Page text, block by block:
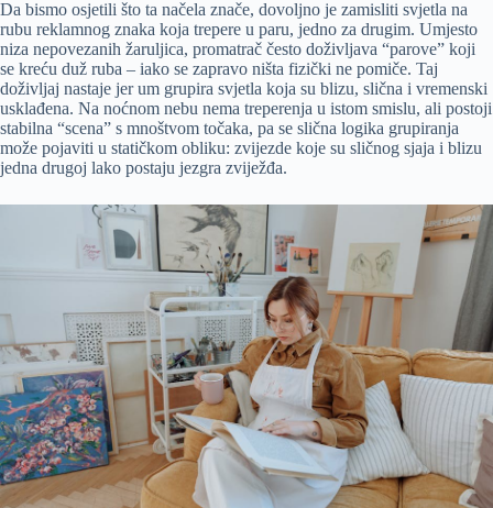
Da bismo osjetili što ta načela znače, dovoljno je zamisliti svjetla na
rubu reklamnog znaka koja trepere u paru, jedno za drugim. Umjesto
niza nepovezanih žaruljica, promatrač često doživljava “parove” koji
se kreću duž ruba – iako se zapravo ništa fizički ne pomiče. Taj
doživljaj nastaje jer um grupira svjetla koja su blizu, slična i vremenski
usklađena. Na noćnom nebu nema treperenja u istom smislu, ali postoji
stabilna “scena” s mnoštvom točaka, pa se slična logika grupiranja
može pojaviti u statičkom obliku: zvijezde koje su sličnog sjaja i blizu
jedna drugoj lako postaju jezgra zviježđa.